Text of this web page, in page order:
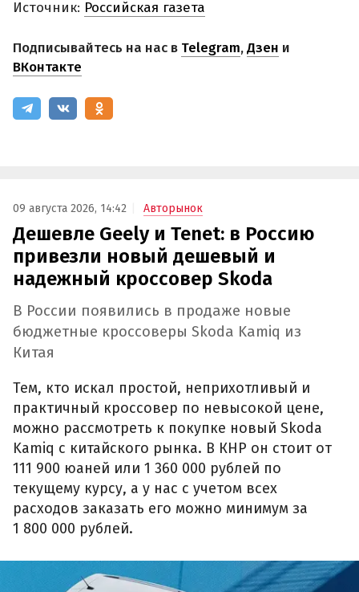
Источник: Российская газета
Подписывайтесь на нас в Telegram,Дзен и
ВКонтакте
09 августа 2026, 14:42 Авторынок
Дешевле Geely и Tenet: в Россию
привезли новый дешевый и
надежный кроссовер Skoda
В России появились в продаже новые
бюджетные кроссоверы Skoda Kamiq из
Китая
Тем, кто искал простой, неприхотливый и
практичный кроссовер по невысокой цене,
можно рассмотреть к покупке новый Skoda
Kamiq с китайского рынка. В КНР он стоит от
111 900 юаней или 1 360 000 рублей по
текущему курсу, а у нас с учетом всех
расходов заказать его можно минимум за
1 800 000 рублей.